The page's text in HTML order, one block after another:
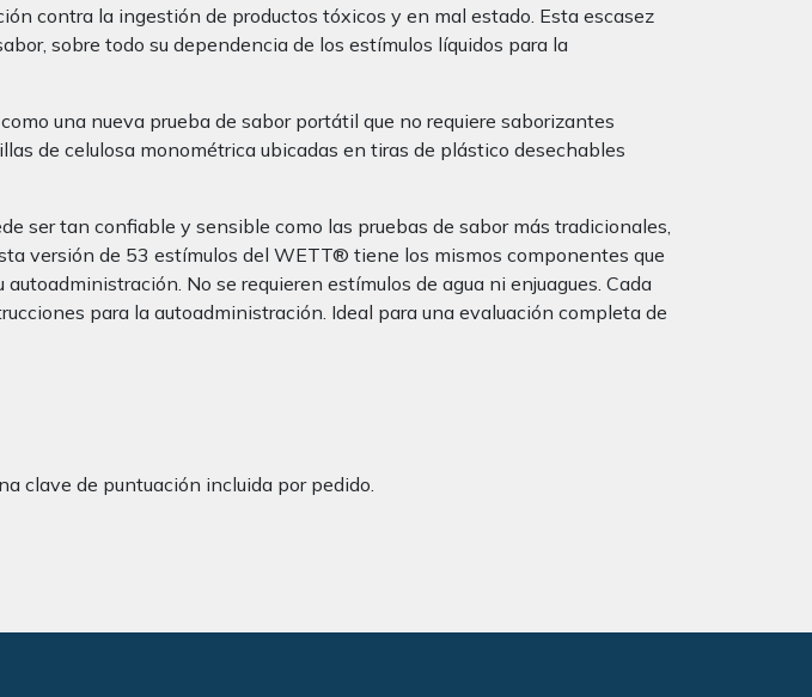
contra la ingestión de productos tóxicos y en mal estado. Esta escasez
sobre todo su dependencia de los estímulos líquidos para la
una nueva prueba de sabor portátil que no requiere saborizantes
de celulosa monométrica ubicadas en tiras de plástico desechables
ser tan confiable y sensible como las pruebas de sabor más tradicionales,
versión de 53 estímulos del WETT® tiene los mismos componentes que
No se requieren estímulos de agua ni enjuagues. Cada
para la autoadministración. Ideal para una evaluación completa de
clave de puntuación incluida por pedido.